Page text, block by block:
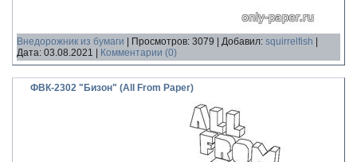
Внедорожник из бумаги | Просмотров: 3079 | Добавил: squirrelfish |
Дата: 03.08.2021 | Комментарии (0)
ФВК-2302 "Бизон" (All From Paper)